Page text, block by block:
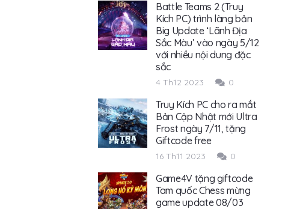
Battle Teams 2 (Truy
Kích PC) trình làng bản
Big Update ‘Lãnh Địa
Sắc Màu’ vào ngày 5/12
với nhiều nội dung đặc
sắc
4 Th12 2023 0
Truy Kích PC cho ra mắt
Bản Cập Nhật mới Ultra
Frost ngày 7/11, tặng
Giftcode free
16 Th11 2023 0
Game4V tặng giftcode
Tam quốc Chess mừng
game update 08/03